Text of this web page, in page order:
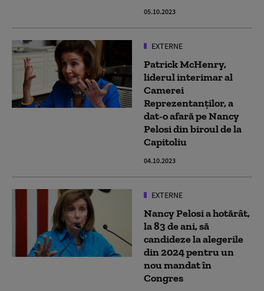
05.10.2023
EXTERNE
Patrick McHenry,
liderul interimar al
Camerei
Reprezentanților, a
dat-o afară pe Nancy
Pelosi din biroul de la
Capitoliu
04.10.2023
EXTERNE
Nancy Pelosi a hotărât,
la 83 de ani, să
candideze la alegerile
din 2024 pentru un
nou mandat în
Congres